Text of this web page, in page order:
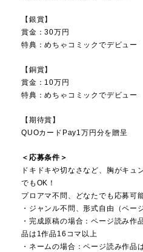
【銀賞】
賞金：30万円
特典：めちゃコミックでデビュー
【銅賞】
賞金：10万円
特典：めちゃコミックでデビュー
【期待賞】
QUOカードPay1万円分を贈呈
＜応募条件＞
ドキドキや切なさなど、胸がキュ
でもOK！
プロアマ不問、どなたでも応募可
・ジャンル不問、形式自由（ペー
・完成原稿の場合：ページ読み作
品は1作品16コマ以上
・ネームの場合：ページ読み作品